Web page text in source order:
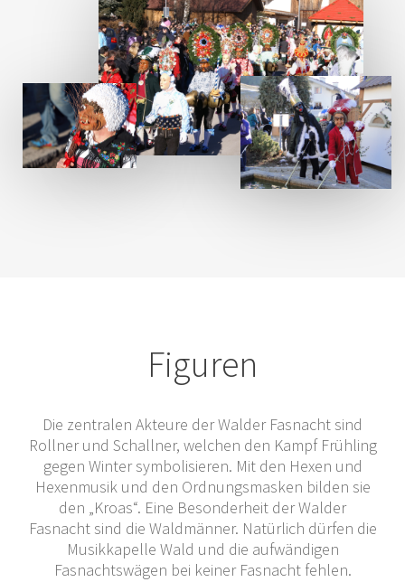
Figuren
Die zentralen Akteure der Walder Fasnacht sind
Rollner und Schallner, welchen den Kampf Frühling
gegen Winter symbolisieren. Mit den Hexen und
Hexenmusik und den Ordnungsmasken bilden sie
den „Kroas“. Eine Besonderheit der Walder
Fasnacht sind die Waldmänner. Natürlich dürfen die
Musikkapelle Wald und die aufwändigen
Fasnachtswägen bei keiner Fasnacht fehlen.